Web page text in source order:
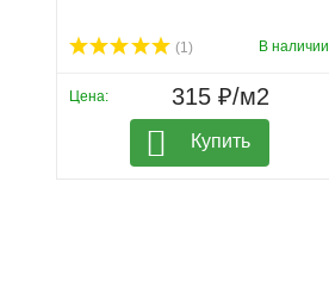
(1) В наличии
Цена: 315 ₽/м2
Купить